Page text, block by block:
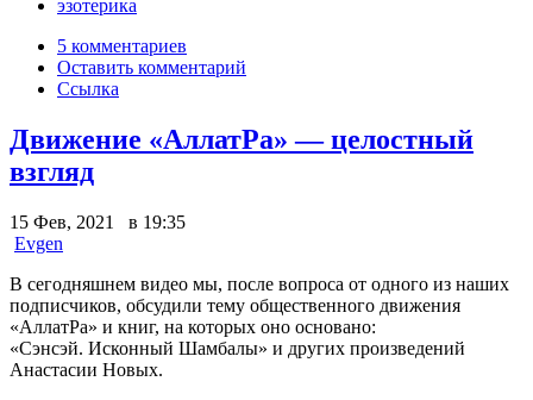
эзотерика
5 комментариев
Оставить комментарий
Ссылка
Движение «АллатРа» — целостный
взгляд
15 Фев, 2021 в 19:35
Evgen
В сегодняшнем видео мы, после вопроса от одного из наших
подписчиков, обсудили тему общественного движения
«АллатРа» и книг, на которых оно основано:
«Сэнсэй. Исконный Шамбалы» и других произведений
Анастасии Новых.